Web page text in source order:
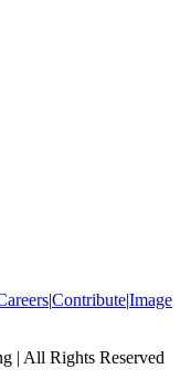
|Contribute|Image
| All Rights Reserved